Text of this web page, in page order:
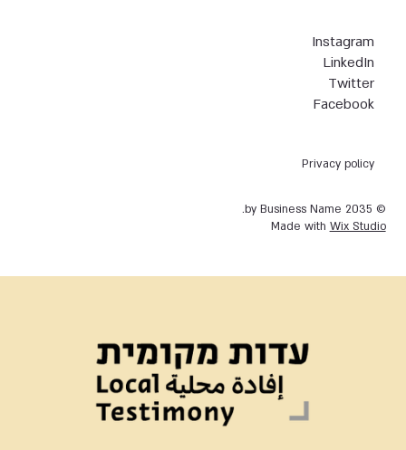
Privacy policy
© 2035 by Business Name.
Made with Wix Studio
Instagram
LinkedIn
Twitter
Facebook